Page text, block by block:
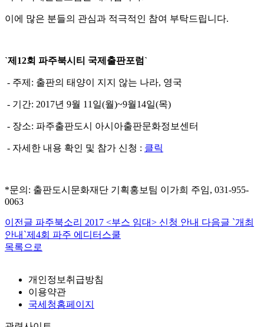
이에 많은 분들의 관심과 적극적인 참여 부탁드립니다.
`제12회 파주북시티 국제출판포럼`
- 주제: 출판의 태양이 지지 않는 나라, 영국
- 기간: 2017년 9월 11일(월)~9월14일(목)
- 장소: 파주출판도시 아시아출판문화정보센터
- 자세한 내용 확인 및 참가 신청 : 클릭
*문의: 출판도시문화재단 기획홍보팀 이가희 주임, 031-955-
0063
이전글 파주북소리 2017 <부스 임대> 신청 안내 다음글 `개최
안내`제4회 파주 에디터스쿨
목록으로
개인정보취급방침
이용약관
국세청홈페이지